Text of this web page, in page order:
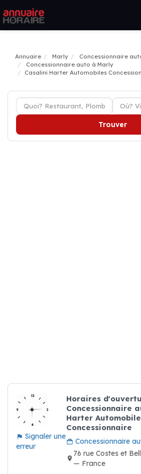
Annuaire Marly
Concessionnaire
Concessionnaire auto à Marly
Casalini Harter Automobiles
Trouver
Signaler une
erreur
Horaires
Concessionnaire
Harter
Concessionnaire
Concessionnaire
76 rue Costes et
— France